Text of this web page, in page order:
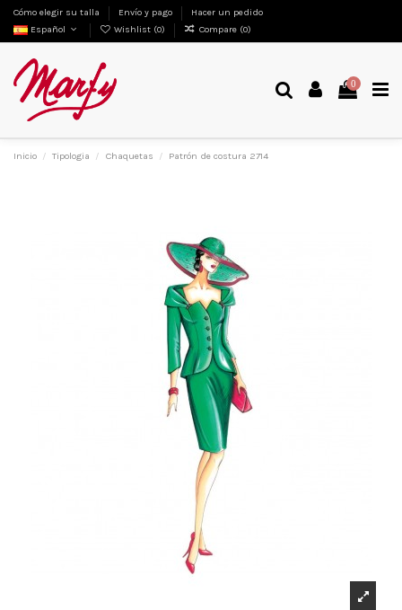
Cómo elegir su talla Envío y pago
Hacer un pedido
Español
Wishlist (0) Compare (0)
0
Inicio Tipologia Chaquetas Patrón de costura 2714